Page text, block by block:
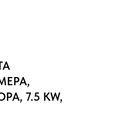
7.5 KW,